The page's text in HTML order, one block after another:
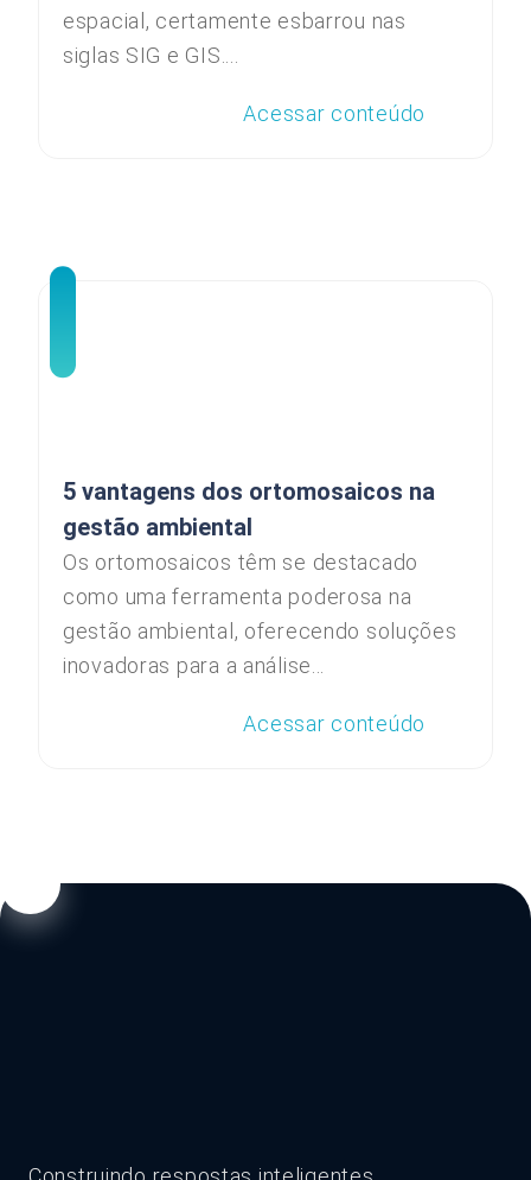
espacial, certamente esbarrou nas
siglas SIG e GIS....
Acessar conteúdo
5 vantagens dos ortomosaicos na
gestão ambiental
Os ortomosaicos têm se destacado
como uma ferramenta poderosa na
gestão ambiental, oferecendo soluções
inovadoras para a análise...
Acessar conteúdo